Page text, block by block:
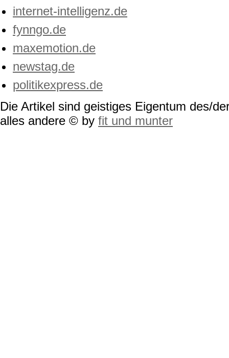
internet-intelligenz.de
fynngo.de
maxemotion.de
newstag.de
politikexpress.de
Die Artikel sind geistiges Eigentum des/
alles andere © by fit und munter